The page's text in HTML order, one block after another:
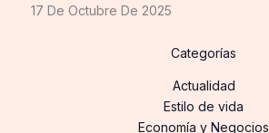
17 De Octubre De 2025
Categorías
Actualidad
Estilo de vida
Economía y Negocios